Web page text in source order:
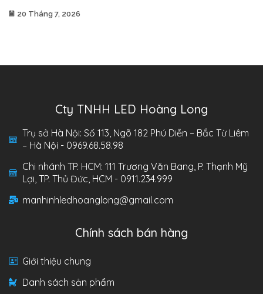
20 Tháng 7, 2026
Cty TNHH LED Hoàng Long
Trụ sở Hà Nội: Số 113, Ngõ 182 Phú Diễn – Bắc Từ Liêm
– Hà Nội - 0969.68.58.98
Chi nhánh TP. HCM: 111 Trương Văn Bang, P. Thạnh Mỹ
Lợi, TP. Thủ Đức, HCM - 0911.234.999
manhinhledhoanglong@gmail.com
Chính sách bán hàng
Giới thiệu chung
Danh sách sản phẩm